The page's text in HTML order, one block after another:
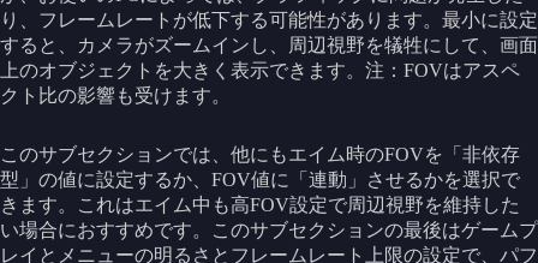
り、フレームレートが低下する可能性があります。最小に設定
すると、カメラがズームインし、周辺視野を犠牲にして、画面
上のオブジェクトを大きく表示できます。注：FOVはアスペ
クト比の影響も受けます。
このサブセクションでは、他にもエイム時のFOVを「非依存
型」の値に設定するか、FOV値に「連動」させるかを選択で
きます。これはエイム中も高FOV設定で周辺視野を維持した
い場合におすすめです。このサブセクションの最後はゲームプ
レイとメニューの明るさとフレームレート上限の設定で、パフ